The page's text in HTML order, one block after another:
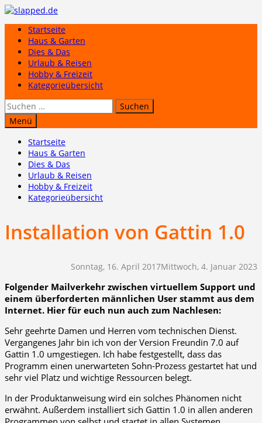
Zum
springenStartseite
Haus & Garten
Dies & Das
Urlaub & Reisen
Hobby & Freizeit
Kategorieübersicht
Suchen
nach:
Menü
Startseite
Haus & Garten
Dies & Das
Urlaub & Reisen
Hobby & Freizeit
Kategorieübersicht
Installation von Gattin 1.0
Sonntag, 16. April 2017Mittwoch, 4. Januar 2023
Folgender Mailverkehr zwischen virtuellem Support und
einem überforderten männlichen User stammt aus dem
Internet. Hier für euch nun auch zum Nachlesen:
Sehr geehrte Damen und Herren vom technischen Dienst.
Vergangenes Jahr bin ich von der Version Freundin 7.0 auf
Gattin 1.0 umgestiegen. Ich habe festgestellt, dass das
Programm einen unerwarteten Sohn-Prozess gestartet hat und
sehr viel Platz und wichtige Ressourcen belegt.
In der Produktanweisung wird ein solches Phänomen nicht
erwähnt. Außerdem installiert sich Gattin 1.0 in allen anderen